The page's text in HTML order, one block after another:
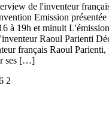
de l'inventeur
Emission
à 19h et minuit
Raoul Parienti
français Raoul Parienti,
ses […]
2